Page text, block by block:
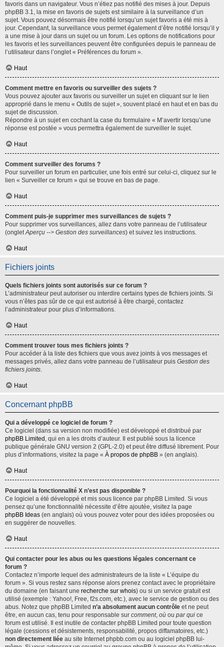
favoris dans un navigateur. Vous n’étiez pas notifié des mises à jour. Depuis
phpBB 3.1, la mise en favoris de sujets est similaire à la surveillance d’un
sujet. Vous pouvez désormais être notifié lorsqu’un sujet favoris a été mis à
jour. Cependant, la surveillance vous permet également d’être notifié lorsqu’il y
a une mise à jour dans un sujet ou un forum. Les options de notifications pour
les favoris et les surveillances peuvent être configurées depuis le panneau de
l’utilisateur dans l’onglet « Préférences du forum ».
Haut
Comment mettre en favoris ou surveiller des sujets ?
Vous pouvez ajouter aux favoris ou surveiller un sujet en cliquant sur le lien
approprié dans le menu « Outils de sujet », souvent placé en haut et en bas du
sujet de discussion.
Répondre à un sujet en cochant la case du formulaire « M’avertir lorsqu’une
réponse est postée » vous permettra également de surveiller le sujet.
Haut
Comment surveiller des forums ?
Pour surveiller un forum en particulier, une fois entré sur celui-ci, cliquez sur le
lien « Surveiller ce forum » qui se trouve en bas de page.
Haut
Comment puis-je supprimer mes surveillances de sujets ?
Pour supprimer vos surveillances, allez dans votre panneau de l’utilisateur
(ongletAperçu --> Gestion des surveillances) et suivez les instructions.
Haut
Fichiers joints
Quels fichiers joints sont autorisés sur ce forum ?
L’administrateur peut autoriser ou interdire certains types de fichiers joints. Si
vous n’êtes pas sûr de ce qui est autorisé à être chargé, contactez
l’administrateur pour plus d’informations.
Haut
Comment trouver tous mes fichiers joints ?
Pour accéder à la liste des fichiers que vous avez joints à vos messages et
messages privés, allez dans votre panneau de l’utilisateur puis Gestion des
fichiers joints.
Haut
Concernant phpBB
Qui a développé ce logiciel de forum ?
Ce logiciel (dans sa version non modifiée) est développé et distribué par
phpBB Limited , qui en a les droits d’auteur. Il est publié sous la licence
publique générale GNU version 2 (GPL-2.0) et peut être diffusé librement. Pour
plus d’informations, visitez la page « À propos de phpBB » (en anglais).
Haut
Pourquoi la fonctionnalité X n’est pas disponible ?
Ce logiciel a été développé et mis sous licence par phpBB Limited. Si vous
pensez qu’une fonctionnalité nécessite d’être ajoutée, visitez la page
phpBB Ideas (en anglais) où vous pouvez voter pour des idées proposées ou
en suggérer de nouvelles.
Haut
Qui contacter pour les abus ou les questions légales concernant ce
forum ?
Contactez n’importe lequel des administrateurs de la liste « L’équipe du
forum ». Si vous restez sans réponse alors prenez contact avec le propriétaire
du domaine (en faisant une recherche sur whois) ou si un service gratuit est
utilisé (exemple : Yahoo!, Free, f2s.com, etc.), avec le service de gestion ou des
abus. Notez que phpBB Limited n’a absolument aucun contrôle et ne peut
être, en aucun cas, tenu pour responsable sur comment, où ou par qui ce
forum est utilisé. Il est inutile de contacter phpBB Limited pour toute question
légale (cessions et désistements, responsabilité, propos diffamatoires, etc.)
non directement liée au site Internet phpbb.com ou au logiciel phpBB lui-